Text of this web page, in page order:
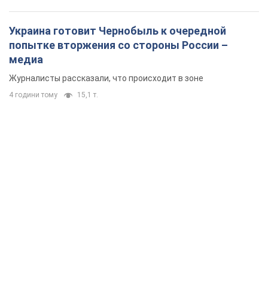
Украина готовит Чернобыль к очередной
попытке вторжения со стороны России –
медиа
Журналисты рассказали, что происходит в зоне
4 години тому 15,1 т.